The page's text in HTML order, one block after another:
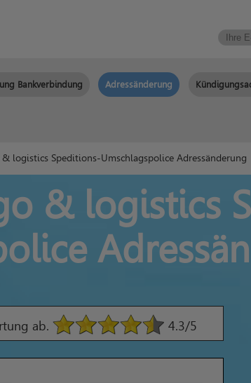
Bankverbindung Adressänderung
& logistics Speditions-Umschlagspolice Adressänderung
& logistics
ab. 4.3/5